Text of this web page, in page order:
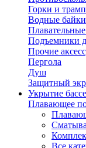
Горки и
Водные байки
Подъемники
Прочие
Пергола
Душ
Защитный
Укрытие
Плавающее
Все